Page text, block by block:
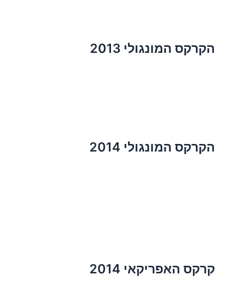
הקרקס המונגולי 2013
הקרקס המונגולי 2014
קרקס האפריקאי 2014